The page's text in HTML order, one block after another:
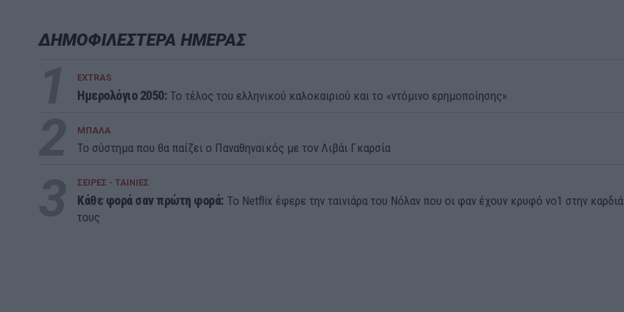
ΔΗΜΟΦΙΛΕΣΤΕΡΑ ΗΜΕΡΑΣ
EXTRAS
Ημερολόγιο 2050: To τέλος του ελληνικού καλοκαιριού και το «ντόμινο ερημοποίησης»
ΜΠΑΛΑ
Το σύστημα που θα παίζει ο Παναθηναϊκός με τον Λιβάι Γκαρσία
ΣΕΙΡΕΣ - ΤΑΙΝΙΕΣ
Κάθε φορά σαν πρώτη φορά: Το Netflix έφερε την ταινιάρα του Νόλαν που οι φαν έχουν κρυφό νο1 στην καρδιά
τους